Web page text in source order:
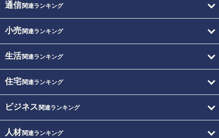
通信関連ランキング
小売関連ランキング
生活関連ランキング
住宅関連ランキング
ビジネス 関連ランキング
人材関連ランキング